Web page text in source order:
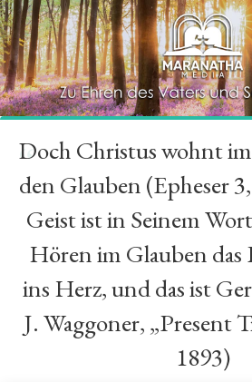
“
Doch Christus wohnt
den Glauben (Epheser
Geist ist in Seinem
Hören im Glauben
ins Herz, und das ist
J. Waggoner, „Present
1893)